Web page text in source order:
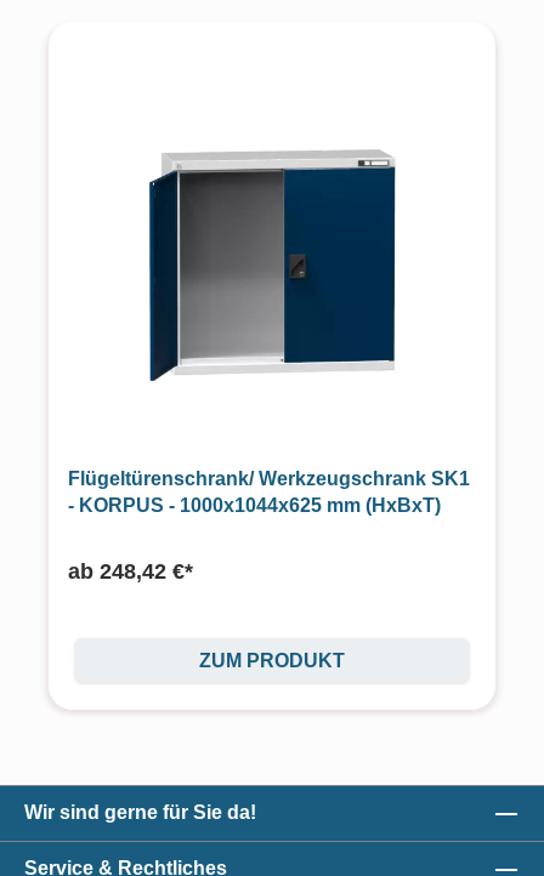
Flügeltürenschrank/ Werkzeugschrank SK1
- KORPUS - 1000x1044x625 mm (HxBxT)
ab 248,42 €*
ZUM PRODUKT
Wir sind gerne für Sie da!
Service & Rechtliches